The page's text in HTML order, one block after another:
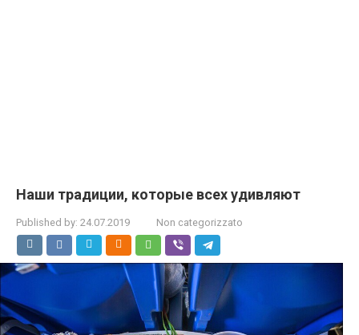
Наши традиции, которые всех удивляют
Published by: 24.07.2019 Non categorizzato